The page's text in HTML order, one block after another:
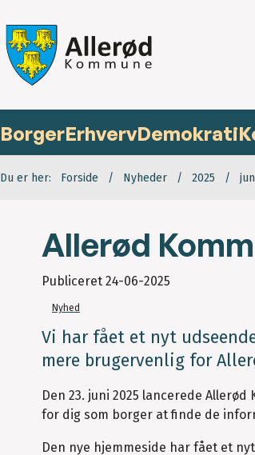
BorgerErhvervDemokrati
Du er her: Forside Nyheder 2025 jun
Allerød
Publiceret 24-06-2025
Nyhed
Vi har fået et nyt
mere brugervenlig for
Den 23. juni 2025 lancerede
for dig som borger at finde de
Den nye hjemmeside har fået et